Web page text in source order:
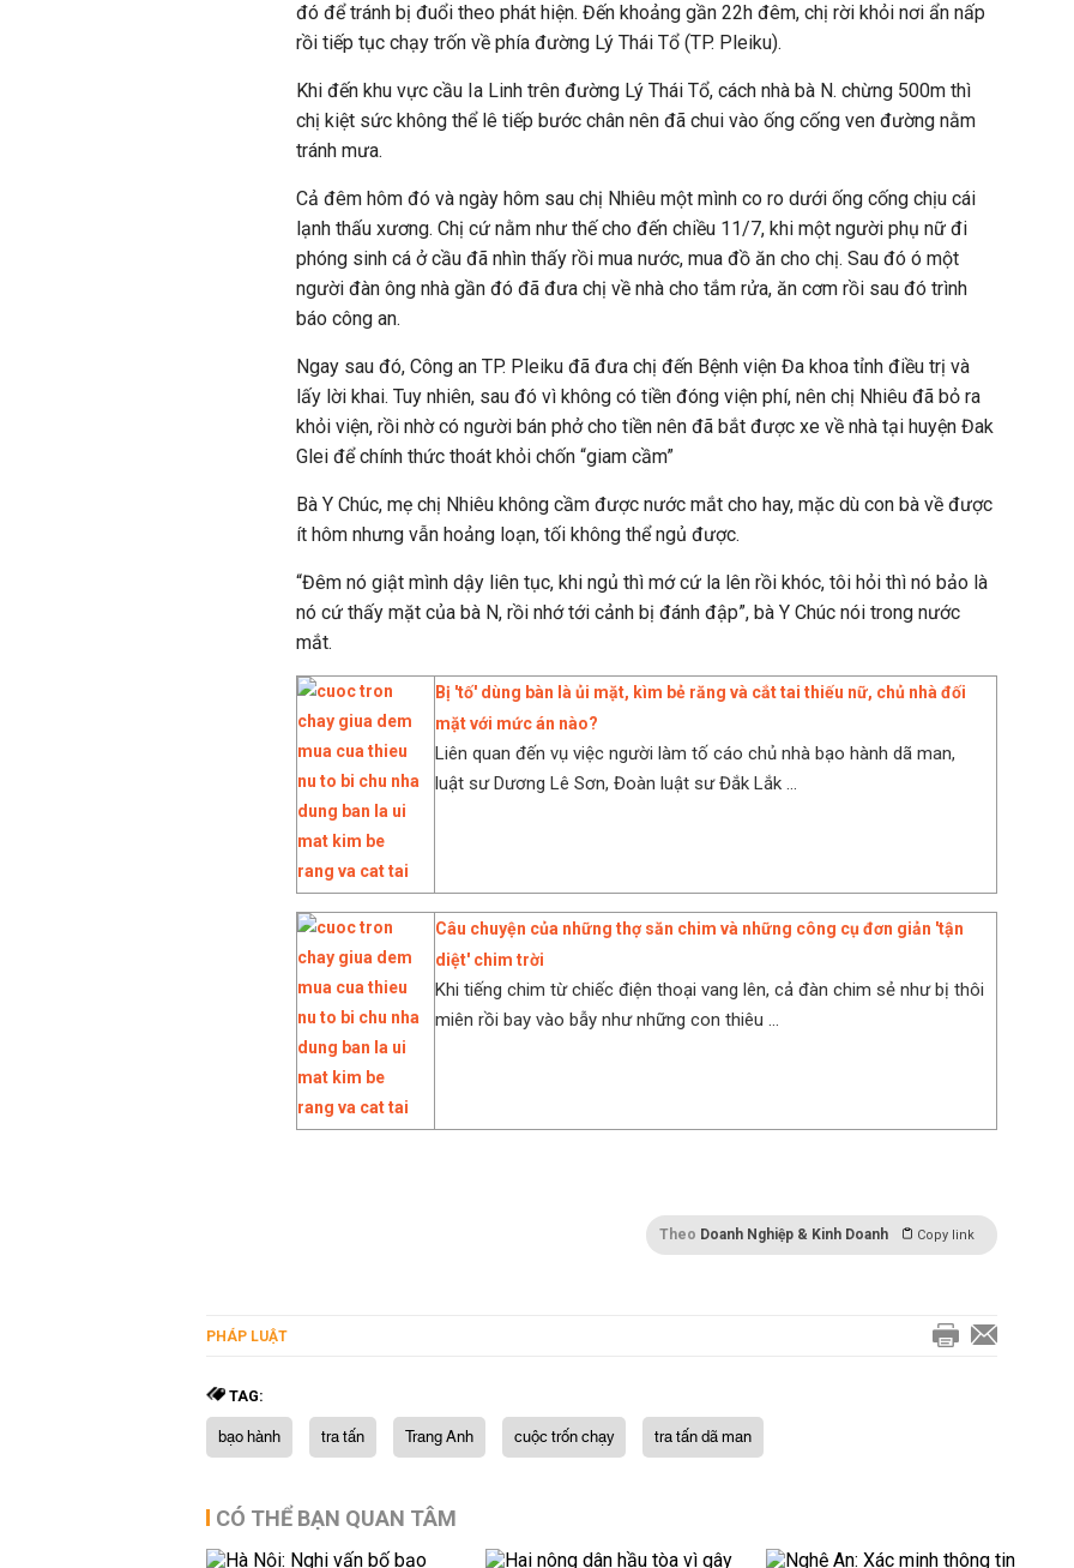
đó để tránh bị đuổi theo phát hiện. Đến khoảng gần 22h đêm, chị rời khỏi nơi ẩn nấp
rồi tiếp tục chạy trốn về phía đường Lý Thái Tổ (TP. Pleiku).
Khi đến khu vực cầu Ia Linh trên đường Lý Thái Tổ, cách nhà bà N. chừng 500m thì
chị kiệt sức không thể lê tiếp bước chân nên đã chui vào ống cống ven đường nằm
tránh mưa.
Cả đêm hôm đó và ngày hôm sau chị Nhiêu một mình co ro dưới ống cống chịu cái
lạnh thấu xương. Chị cứ nằm như thế cho đến chiều 11/7, khi một người phụ nữ đi
phóng sinh cá ở cầu đã nhìn thấy rồi mua nước, mua đồ ăn cho chị. Sau đó ó một
người đàn ông nhà gần đó đã đưa chị về nhà cho tắm rửa, ăn cơm rồi sau đó trình
báo công an.
Ngay sau đó, Công an TP. Pleiku đã đưa chị đến Bệnh viện Đa khoa tỉnh điều trị và
lấy lời khai. Tuy nhiên, sau đó vì không có tiền đóng viện phí, nên chị Nhiêu đã bỏ ra
khỏi viện, rồi nhờ có người bán phở cho tiền nên đã bắt được xe về nhà tại huyện Đak
Glei để chính thức thoát khỏi chốn “giam cầm”
Bà Y Chúc, mẹ chị Nhiêu không cầm được nước mắt cho hay, mặc dù con bà về được
ít hôm nhưng vẫn hoảng loạn, tối không thể ngủ được.
“Đêm nó giật mình dậy liên tục, khi ngủ thì mớ cứ la lên rồi khóc, tôi hỏi thì nó bảo là
nó cứ thấy mặt của bà N, rồi nhớ tới cảnh bị đánh đập”, bà Y Chúc nói trong nước
mắt.
Bị 'tố' dùng bàn là ủi mặt, kìm bẻ răng và cắt tai thiếu nữ, chủ nhà đối
mặt với mức án nào?
Liên quan đến vụ việc người làm tố cáo chủ nhà bạo hành dã man,
luật sư Dương Lê Sơn, Đoàn luật sư Đắk Lắk ...
Câu chuyện của những thợ săn chim và những công cụ đơn giản 'tận
diệt' chim trời
Khi tiếng chim từ chiếc điện thoại vang lên, cả đàn chim sẻ như bị thôi
miên rồi bay vào bẫy như những con thiêu ...
Theo Doanh Nghiệp & Kinh Doanh Copy link
PHÁP LUẬT
TAG:
bạo hành tra tấn Trang Anh cuộc trốn chạy tra tấn dã man
CÓ THỂ BẠN QUAN TÂM